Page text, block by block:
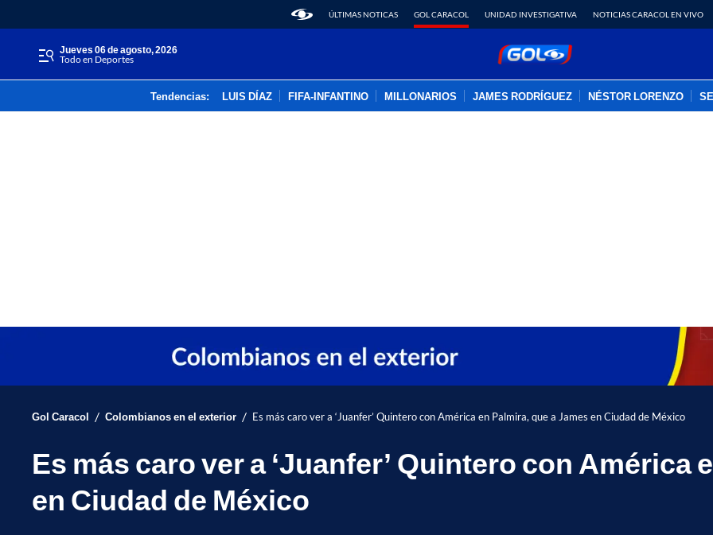
ÚLTIMAS NOTICAS GOL CARACOL UNIDAD INVESTIGATIVA NOTICIAS CARACOL EN VIVO
jueves 06 de agosto, 2026
Todo en Deportes
Tendencias: LUIS DÍAZ FIFA-INFANTINO MILLONARIOS JAMES RODRÍGUEZ NÉSTOR LORENZO
Gol Caracol / Colombianos en el exterior / Es más caro ver a ‘Juanfer’ Quintero con América en Palmira, que a James en Ciudad de México
Es más caro ver a ‘Juanfer’ Quintero con América
en Ciudad de México